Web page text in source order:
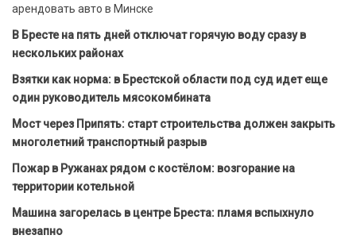
арендовать авто в Минске
В Бресте на пять дней отключат горячую воду сразу в
нескольких районах
Взятки как норма: в Брестской области под суд идет еще
один руководитель мясокомбината
Мост через Припять: старт строительства должен закрыть
многолетний транспортный разрыв
Пожар в Ружанах рядом с костёлом: возгорание на
территории котельной
Машина загорелась в центре Бреста: пламя вспыхнуло
внезапно